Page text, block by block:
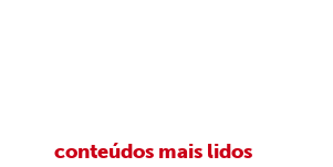
conteúdos mais lidos